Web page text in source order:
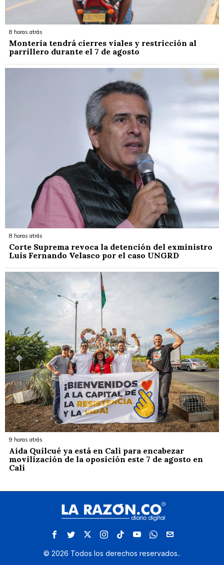
8 horas atrás
Montería tendrá cierres viales y restricción al
parrillero durante el 7 de agosto
8 horas atrás
Corte Suprema revoca la detención del exministro
Luis Fernando Velasco por el caso UNGRD
9 horas atrás
Aída Quilcué ya está en Cali para encabezar
movilización de la oposición este 7 de agosto en
Cali
© 2026 Todos los derechos reservados..